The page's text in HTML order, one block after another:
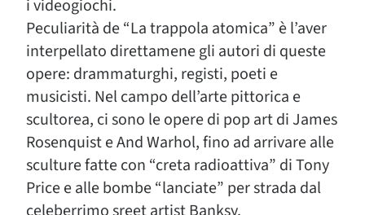
i videogiochi.
Peculiarità de “La trappola atomica” è l’aver
interpellato direttamene gli autori di queste
opere: drammaturghi, registi, poeti e
musicisti. Nel campo dell’arte pittorica e
scultorea, ci sono le opere di pop art di James
Rosenquist e And Warhol, fino ad arrivare alle
sculture fatte con “creta radioattiva” di Tony
Price e alle bombe “lanciate” per strada dal